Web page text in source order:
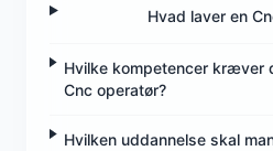
Hvad laver en
Hvilke kompetencer kræver
Cnc operatør?
Hvilken uddannelse skal